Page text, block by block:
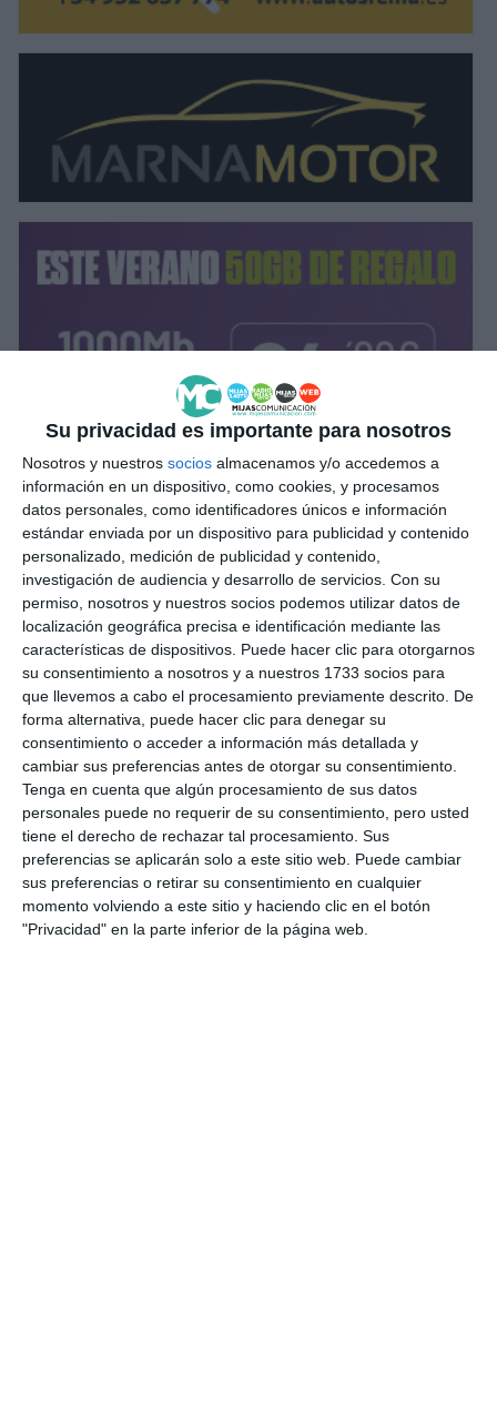
Su privacidad es importante para nosotros
Nosotros y nuestros socios almacenamos y/o accedemos a
información en un dispositivo, como cookies, y procesamos
datos personales, como identificadores únicos e información
estándar enviada por un dispositivo para publicidad y contenido
personalizado, medición de publicidad y contenido,
investigación de audiencia y desarrollo de servicios. Con su
permiso, nosotros y nuestros socios podemos utilizar datos de
localización geográfica precisa e identificación mediante las
características de dispositivos. Puede hacer clic para otorgarnos
su consentimiento a nosotros y a nuestros 1733 socios para
que llevemos a cabo el procesamiento previamente descrito. De
forma alternativa, puede hacer clic para denegar su
consentimiento o acceder a información más detallada y
cambiar sus preferencias antes de otorgar su consentimiento.
Tenga en cuenta que algún procesamiento de sus datos
personales puede no requerir de su consentimiento, pero usted
tiene el derecho de rechazar tal procesamiento. Sus
preferencias se aplicarán solo a este sitio web. Puede cambiar
sus preferencias o retirar su consentimiento en cualquier
momento volviendo a este sitio y haciendo clic en el botón
"Privacidad" en la parte inferior de la página web.